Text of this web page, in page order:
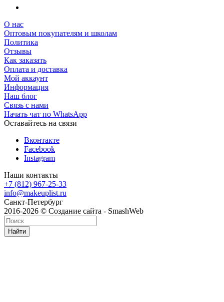
О нас
Оптовым покупателям и школам
Политика
Отзывы
Как заказать
Оплата и доставка
Мой аккаунт
Информация
Наш блог
Связь с нами
Начать чат по WhatsApp
Оставайтесь на связи
Вконтакте
Facebook
Instagram
Наши контакты
+7 (812) 967-25-33
info@makeuplist.ru
Санкт-Петербург
2016-2026 © Создание сайта - SmashWeb
Найти